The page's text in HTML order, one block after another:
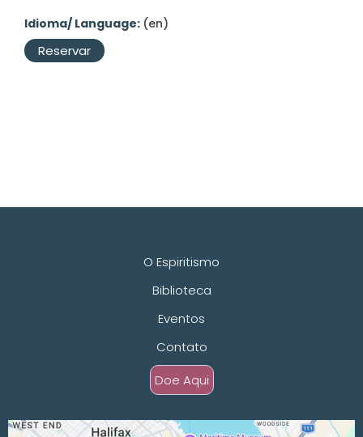
Idioma/ Language: (en)
Reservar
O Espiritismo
Biblioteca
Eventos
Contato
Doe Aqui